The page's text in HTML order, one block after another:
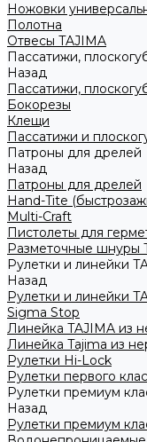
Ножовки
Полотна
Отвесы TAJIMA
Пассатижи,
Назад
Пассатижи,
Бокорезы
Клещи
Пассатижи и
Патроны для дрелей
Назад
Патроны для дрелей
Hand-Tite
Multi-Craft
Пистолеты для
Разметочные шнуры
Рулетки и линейки
Назад
Рулетки и линейки
Sigma Stop
Линейка TAJIMA из
Линейка Tajima из
Рулетки Hi-Lock
Рулетки первого
Рулетки премиум
Назад
Рулетки премиум